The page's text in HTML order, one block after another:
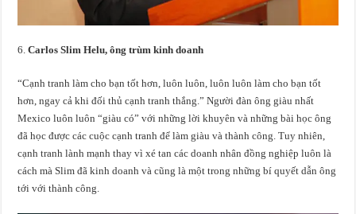
Carlos Slim Helu, ông trùm kinh doanh
“Cạnh tranh làm cho bạn tốt hơn, luôn luôn, luôn luôn làm cho bạn tốt
hơn, ngay cả khi đối thủ cạnh tranh thắng.” Người đàn ông giàu nhất
Mexico luôn luôn “giàu có” với những lời khuyên và những bài học ông
đã học được các cuộc cạnh tranh để làm giàu và thành công. Tuy nhiên,
cạnh tranh lành mạnh thay vì xé tan các doanh nhân đồng nghiệp luôn là
cách mà Slim đã kinh doanh và cũng là một trong những bí quyết dẫn ông
tới với thành công.